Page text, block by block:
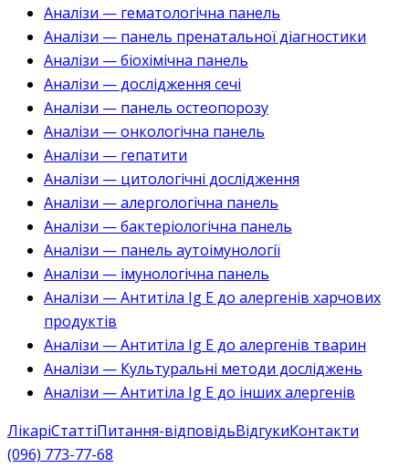
Аналізи — гематологічна панель
Аналізи — панель пренатальної діагностики
Аналізи — біохімічна панель
Аналізи — дослідження сечі
Аналізи — панель остеопорозу
Аналізи — онкологічна панель
Аналізи — гепатити
Аналізи — цитологічні дослідження
Аналізи — алергологічна панель
Аналізи — бактеріологічна панель
Аналізи — панель аутоімунології
Аналізи — імунологічна панель
Аналізи — Антитіла Ig E до алергенів харчових
продуктів
Аналізи — Антитіла Ig E до алергенів тварин
Аналізи — Культуральні методи досліджень
Аналізи — Антитіла Ig E до інших алергенів
ЛікаріСтаттіПитання-відповідьВідгукиКонтакти
(096) 773-77-68